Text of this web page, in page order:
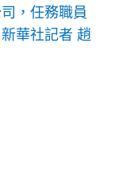
，任務職員
華社記者 趙